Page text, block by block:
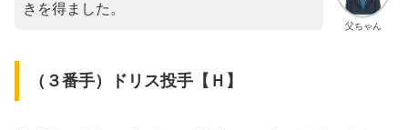
父ちゃん
きを得ました。
（３番手）ドリス投手【Ｈ】